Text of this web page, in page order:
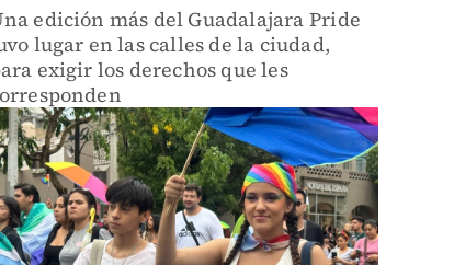
edición más del Guadalajara Pride
lugar en las calles de la ciudad,
exigir los derechos que les